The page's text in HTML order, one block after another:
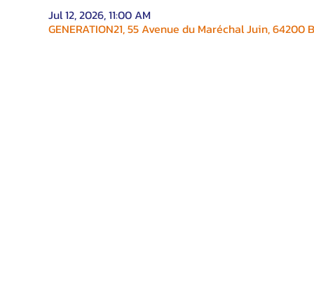
Jul 12, 2026, 11:00 AM
GENERATION21, 55 Avenue du Maréchal Juin, 64200